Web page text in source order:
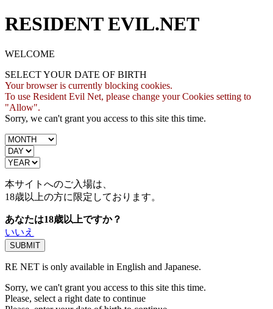
RESIDENT EVIL.NET
WELCOME
SELECT YOUR DATE OF BIRTH
Your browser is currently blocking cookies.
To use Resident Evil Net, please change your Cookies setting to
"Allow".
Sorry, we can't grant you access to this site this time.
本サイトへのご入場は、
18歳以上の方に限定しております。
あなたは18歳以上ですか？
いいえ
RE NET is only available in English and Japanese.
Sorry, we can't grant you access to this site this time.
Please, select a right date to continue